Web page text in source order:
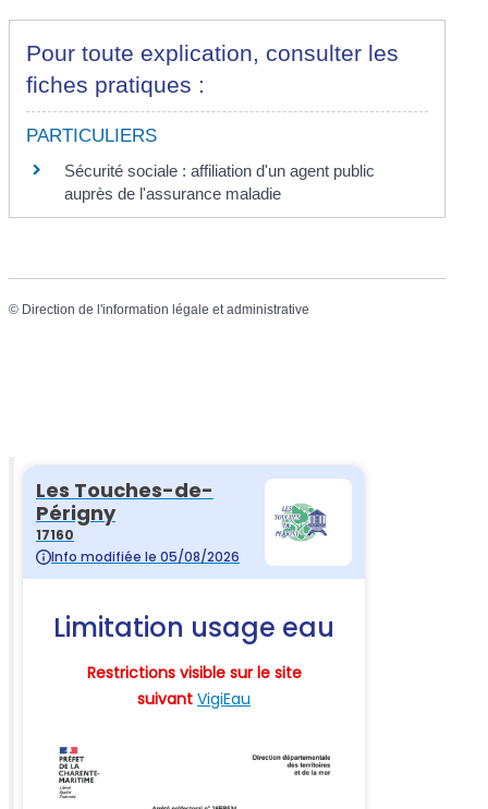
Pour toute explication, consulter les
fiches pratiques :
PARTICULIERS
Sécurité sociale : affiliation d'un agent public
auprès de l'assurance maladie
© Direction de l'information légale et administrative